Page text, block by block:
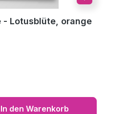
- Lotusblüte, orange
In den Warenkorb